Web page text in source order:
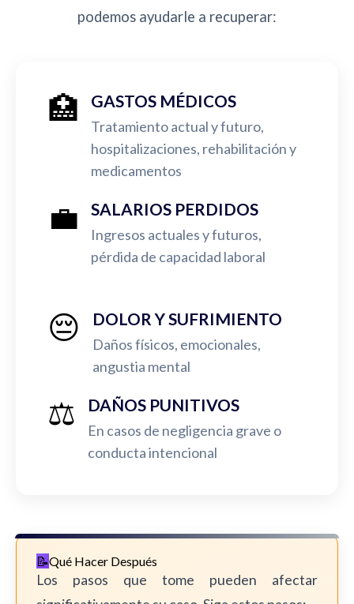
podemos ayudarle a recuperar:
🏥 GASTOS MÉDICOS
Tratamiento actual y futuro,
hospitalizaciones, rehabilitación y
medicamentos
💼 SALARIOS PERDIDOS
Ingresos actuales y futuros,
pérdida de capacidad laboral
😔 DOLOR Y SUFRIMIENTO
Daños físicos, emocionales,
angustia mental
⚖️ DAÑOS PUNITIVOS
En casos de negligencia grave o
conducta intencional
Qué Hacer Después
Los pasos que tome pueden afectar